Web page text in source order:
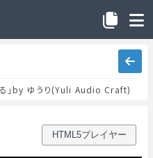
る」by ゆうり(Yuli Audio Craft)
HTML5プレイヤー